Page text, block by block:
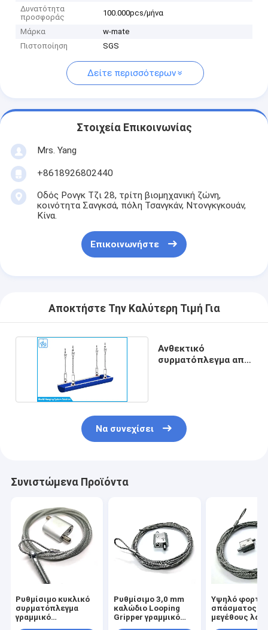
Δυνατότητα
προσφοράς
100.000pcs/μήνα
Μάρκα
w-mate
Πιστοποίηση
SGS
Δείτε περισσότερων
Στοιχεία Επικοινωνίας
Mrs. Yang
+8618926802440
Οδός Ρονγκ Τζι 28, τρίτη βιομηχανική ζώνη,
κοινότητα Σανγκσά, πόλη Τσανγκάν, Ντονγκγκουάν,
Κίνα.
Επικοινωνήστε
Αποκτήστε Την Καλύτερη Τιμή Για
Ανθεκτικό
συρματόπλεγμα από
Να συνεχίσει
Συνιστώμενα Προϊόντα
Ρυθμίσιμο κυκλικό
συρματόπλεγμα
γραμμικό
Ρυθμίσιμο 3,0 mm
καλώδιο Looping
Gripper γραμμικό
Υψηλό φορτίο
σπάσματος
μεγέθους